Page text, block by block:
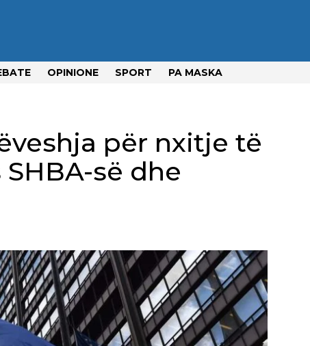
OPINIONE SPORT PA MASKA
për nxitje të
së dhe